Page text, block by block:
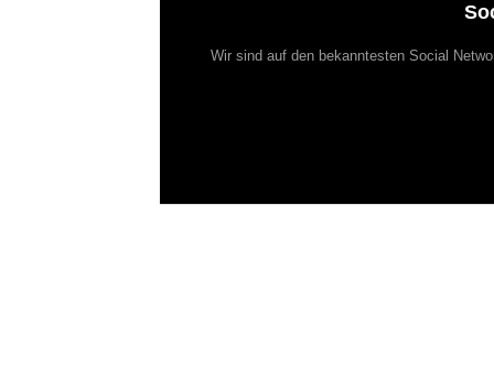
Wir sind auf den bekanntesten Social